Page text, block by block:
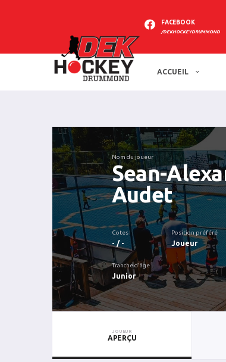
FACEBOOK
/DEKHOCKEYDRUMMOND
ACCUEIL
Nom du joueur
Sean-
Audet
Cotes
- / -
Position préféré
Joueur
Tranche d'âge
Junior
JOUEUR
APERÇU